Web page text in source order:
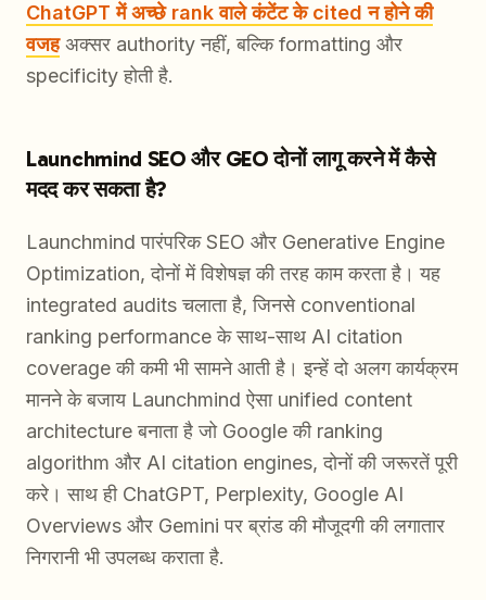
ChatGPT में अच्छे rank वाले कंटेंट के cited न होने की
वजहअक्सर authority नहीं, बल्कि formatting और
specificity होती है.
Launchmind SEO और GEO दोनों लागू करने में कैसे
मदद कर सकता है?
Launchmind पारंपरिक SEO और Generative Engine
Optimization, दोनों में विशेषज्ञ की तरह काम करता है। यह
integrated audits चलाता है, जिनसे conventional
ranking performance के साथ-साथ AI citation
coverage की कमी भी सामने आती है। इन्हें दो अलग कार्यक्रम
मानने के बजाय Launchmind ऐसा unified content
architecture बनाता है जो Google की ranking
algorithm और AI citation engines, दोनों की जरूरतें पूरी
करे। साथ ही ChatGPT, Perplexity, Google AI
Overviews और Gemini पर ब्रांड की मौजूदगी की लगातार
निगरानी भी उपलब्ध कराता है.